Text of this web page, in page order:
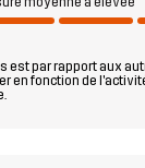
randonnée et à
pèse 63 kg et porte
est par rapport aux
en fonction de